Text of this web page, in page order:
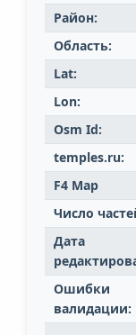
Район:
Область:
Lat:
Lon:
Osm Id:
temples.ru:
F4 Map
Число
Дата
Ошибки
валидации: